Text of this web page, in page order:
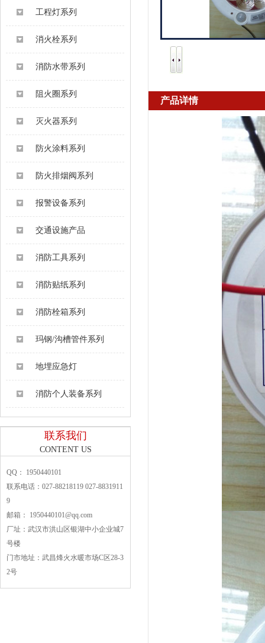
工程灯系列
消火栓系列
消防水带系列
阻火圈系列
灭火器系列
防火涂料系列
防火排烟阀系列
报警设备系列
交通设施产品
消防工具系列
消防贴纸系列
消防栓箱系列
玛钢/沟槽管件系列
地埋应急灯
消防个人装备系列
联系我们
CONTENT US
QQ： 1950440101
联系电话：027-88218119 027-8831911
9
邮箱： 1950440101@qq.com
厂址：武汉市洪山区银湖中小企业城7
号楼
门市地址：武昌烽火水暖市场C区28-3
2号
产品详情